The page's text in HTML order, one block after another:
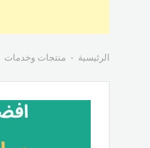
الرئيسية منتجات وخدمات